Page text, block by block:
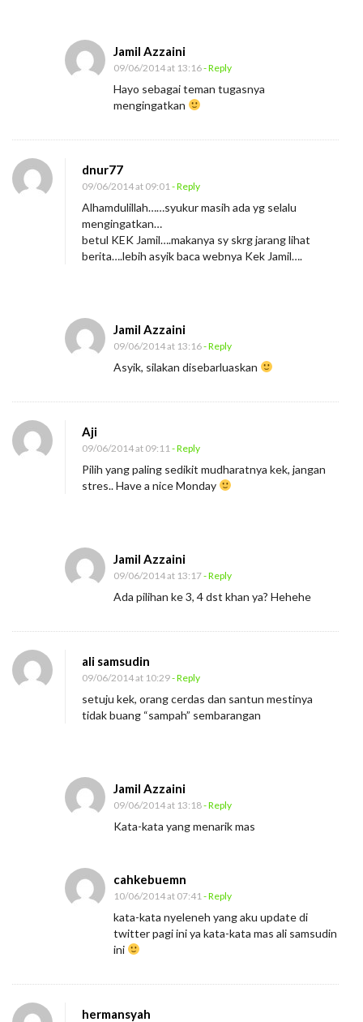
Jamil Azzaini
09/06/2014 at 13:16- Reply
Hayo sebagai teman tugasnya
mengingatkan
dnur77
09/06/2014 at 09:01 - Reply
Alhamdulillah……syukur masih ada yg selalu
mengingatkan…
betul KEK Jamil….makanya sy skrg jarang lihat
berita….lebih asyik baca webnya Kek Jamil….
Jamil Azzaini
09/06/2014 at 13:16- Reply
Asyik, silakan disebarluaskan
Aji
09/06/2014 at 09:11 - Reply
Pilih yang paling sedikit mudharatnya kek, jangan
stres.. Have a nice Monday
Jamil Azzaini
09/06/2014 at 13:17- Reply
Ada pilihan ke 3, 4 dst khan ya? Hehehe
ali samsudin
09/06/2014 at 10:29- Reply
setuju kek, orang cerdas dan santun mestinya
tidak buang “sampah” sembarangan
Jamil Azzaini
09/06/2014 at 13:18- Reply
Kata-kata yang menarik mas
cahkebuemn
10/06/2014 at 07:41 - Reply
kata-kata nyeleneh yang aku update di
twitter pagi ini ya kata-kata mas ali samsudin
ini
hermansyah